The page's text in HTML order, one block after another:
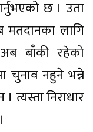
छ । उता
मतदानका लागि
बाँकी रहेको
चुनाव नहुने भन्ने
निराधार